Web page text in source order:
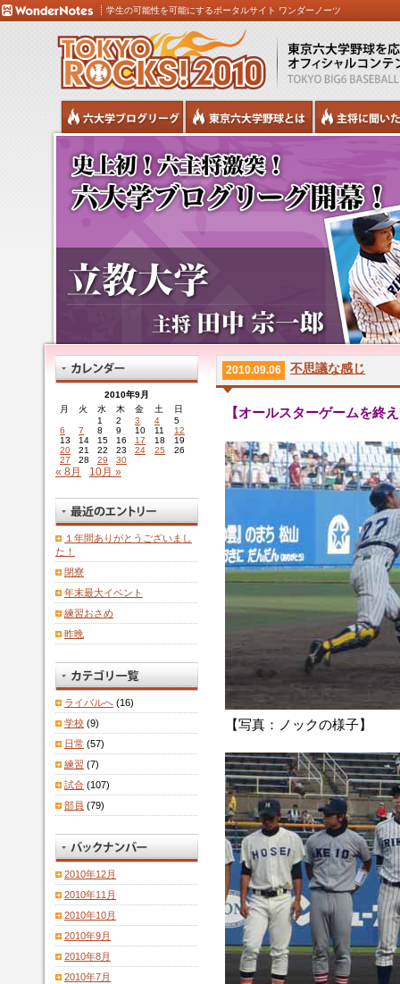
学生の可能性を可能にするポータルサイト ワンダーノーツ
2010.09.06 不思議な感じ
【オールスターゲームを
【写真：ノックの様子】
2010年9月
月
火 水 木 金 土
日
1
2 3 4
5
6
7 8 9 10 11
12
13
14 15 16 17 18
19
20
21 22 23 24 25
26
27
28 29 30
« 8月 10月 »
１年間ありがとうございまし
た！
閉寮
年末最大イベント
練習おさめ
昨晩
ライバルへ (16)
学校 (9)
日常 (57)
練習 (7)
試合 (107)
部員 (79)
2010年12月
2010年11月
2010年10月
2010年9月
2010年8月
2010年7月